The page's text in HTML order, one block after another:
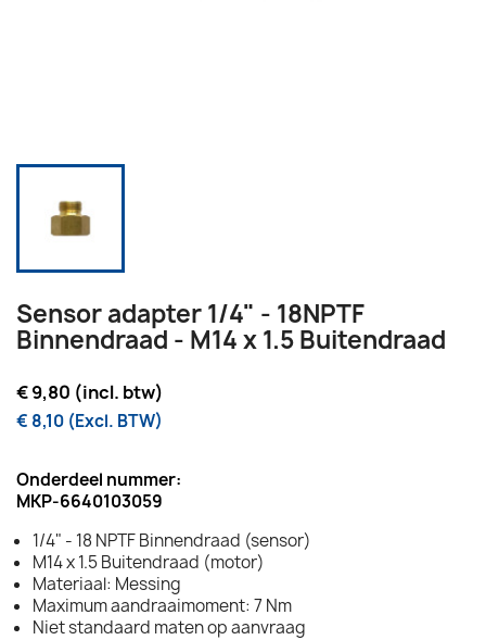
Sensor adapter 1/4" - 18NPTF
Binnendraad - M14 x 1.5 Buitendraad
€ 9,80 (incl. btw)
€ 8,10 (Excl. BTW)
Onderdeel nummer:
MKP-6640103059
1/4" - 18 NPTF Binnendraad (sensor)
M14 x 1.5 Buitendraad (motor)
Materiaal: Messing
Maximum aandraaimoment: 7 Nm
Niet standaard maten op aanvraag